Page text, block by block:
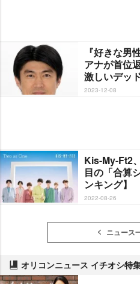
『好きな男
アナが首位
激しいデッ
2023-12-08
Kis-My-Ft2
目の「合算
ンキング】
2022-08-26
ニュース
オリコンニュース イチオシ特